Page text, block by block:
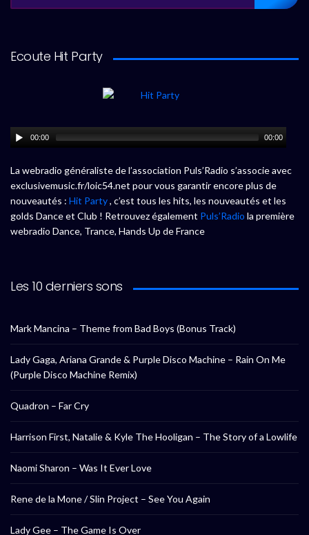
Ecoute Hit Party
00:00 00:00
La webradio généraliste de l’association Puls’Radio s’associe avec
exclusivemusic.fr/loic54.net pour vous garantir encore plus de
nouveautés : Hit Party, c’est tous les hits, les nouveautés et les
golds Dance et Club ! Retrouvez également Puls’Radio la première
webradio Dance, Trance, Hands Up de France
Les 10 derniers sons
Mark Mancina – Theme from Bad Boys (Bonus Track)
Lady Gaga, Ariana Grande & Purple Disco Machine – Rain On Me
(Purple Disco Machine Remix)
Quadron – Far Cry
Harrison First, Natalie & Kyle The Hooligan – The Story of a Lowlife
Naomi Sharon – Was It Ever Love
Rene de la Mone / Slin Project – See You Again
Lady Gee – The Game Is Over